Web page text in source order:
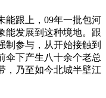
能跟上，09年一批包河
能发展到这种境地。跟
制参与，从开始接触到
伞下产生八十余个老总
，乃至如今北城半壁江